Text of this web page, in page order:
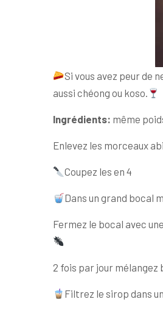
Si vous avez peur de
aussi chéong ou koso.
Ingrédients: même
Enlevez les morceaux
Coupez les en 4
Dans un grand bocal
Fermez le bocal avec
2 fois par jour mélangez
Filtrez le sirop dans